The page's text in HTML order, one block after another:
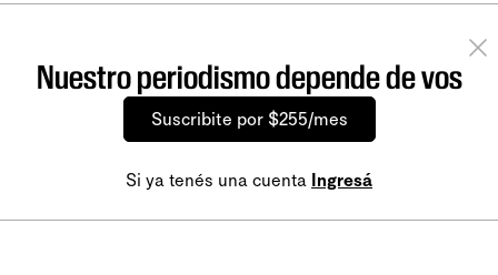
Nuestro periodismo depende de vos
Suscribite por $255/mes
Si ya tenés una cuenta Ingresá